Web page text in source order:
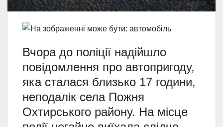
Вчора до поліції надійшло
повідомлення про автопригоду,
яка сталася близько 17 години,
неподалік села Пожня
Охтирського району. На місце